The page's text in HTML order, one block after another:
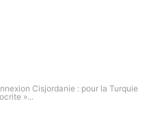
Cisjordanie : pour la Turquie
»...